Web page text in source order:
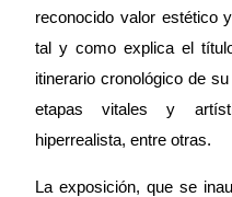
reconocido valor estético
tal y como explica el
itinerario cronológico de
etapas vitales y
hiperrealista, entre otras.
La exposición, que se